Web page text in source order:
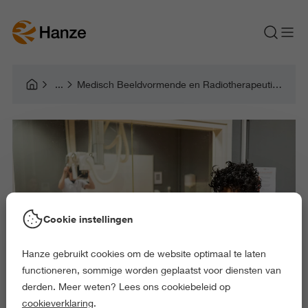
Medisch Beeldvormende en Radiotherapeutische Technieken
Cookie instellingen
Hanze gebruikt cookies om de website optimaal te laten
functioneren, sommige worden geplaatst voor diensten van
derden. Meer weten? Lees ons cookiebeleid op
cookieverklaring.